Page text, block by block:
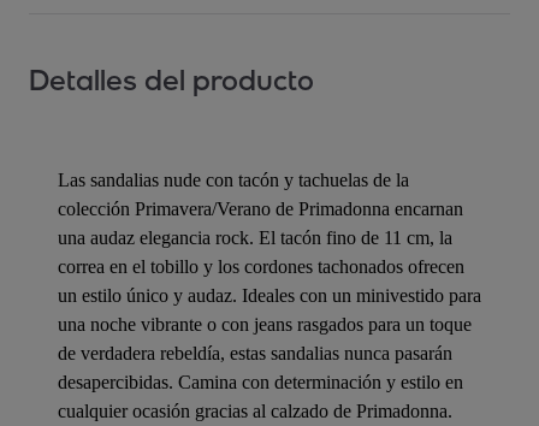
Detalles del producto
Las sandalias nude con tacón y tachuelas de la
colección Primavera/Verano de Primadonna encarnan
una audaz elegancia rock. El tacón fino de 11 cm, la
correa en el tobillo y los cordones tachonados ofrecen
un estilo único y audaz. Ideales con un minivestido para
una noche vibrante o con jeans rasgados para un toque
de verdadera rebeldía, estas sandalias nunca pasarán
desapercibidas. Camina con determinación y estilo en
cualquier ocasión gracias al calzado de Primadonna.